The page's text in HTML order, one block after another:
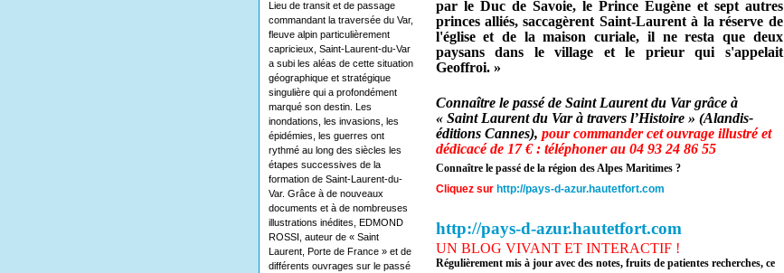
Lieu de transit et de passage
commandant la traversée du Var,
fleuve alpin particulièrement
capricieux, Saint-Laurent-du-Var
a subi les aléas de cette situation
géographique et stratégique
singulière qui a profondément
marqué son destin. Les
inondations, les invasions, les
épidémies, les guerres ont
rythmé au long des siècles les
étapes successives de la
formation de Saint-Laurent-du-
Var. Grâce à de nouveaux
documents et à de nombreuses
illustrations inédites, EDMOND
ROSSI, auteur de « Saint
Laurent, Porte de France » et de
différents ouvrages sur le passé
par le Duc de Savoie, le Prince Eugène et sept autres
princes alliés, saccagèrent Saint-Laurent à la réserve de
l'église et de la maison curiale, il ne resta que deux
paysans dans le village et le prieur qui s'appelait
Geoffroi. »
Connaître le passé de Saint Laurent du Var grâce à
« Saint Laurent du Var à travers l’Histoire » (Alandis-
éditions Cannes), pour commander cet ouvrage illustré et
dédicacé de 17 € : téléphoner au 04 93 24 86 55
Connaître le passé de la région des Alpes Maritimes ?
Cliquez sur http://pays-d-azur.hautetfort.com
http://pays-d-azur.hautetfort.com
UN BLOG VIVANT ET INTERACTIF !
Régulièrement mis à jour avec des notes, fruits de patientes recherches, ce